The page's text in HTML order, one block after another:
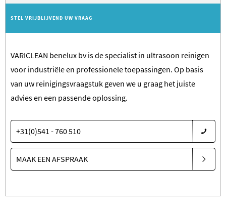
STEL VRIJBLIJVEND UW VRAAG
VARICLEAN benelux bv is de specialist in ultrasoon reinigen
voor industriële en professionele toepassingen. Op basis
van uw reinigingsvraagstuk geven we u graag het juiste
advies en een passende oplossing.
+31(0)541 - 760 510
MAAK EEN AFSPRAAK